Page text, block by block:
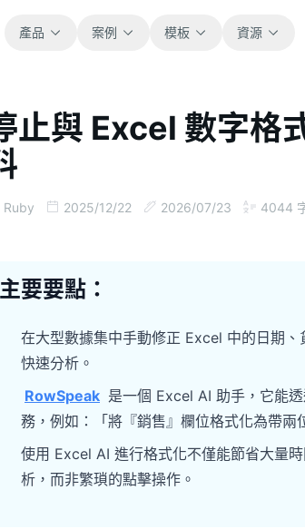
產品 案例 模板
全部
財務
營運
用於追蹤流程、協作、規劃與執行。
銷售
支援銷售管道、目標、預測與營收追蹤。
專案
分析
資源
部落格
指南
提示詞庫
社群
快速入門
止與 Excel 數字格
Ruby 2025/12/22 2026/07/23 4044
主要要點：
在大型數據集中手動修正 Excel 中的日期
快速分析。
RowSpeak 是一個 Excel AI 助手，它能
務，例如：「將『銷售』欄位格式化為帶兩
使用 Excel AI 進行格式化不僅能節省大量
析，而非繁瑣的點擊操作。